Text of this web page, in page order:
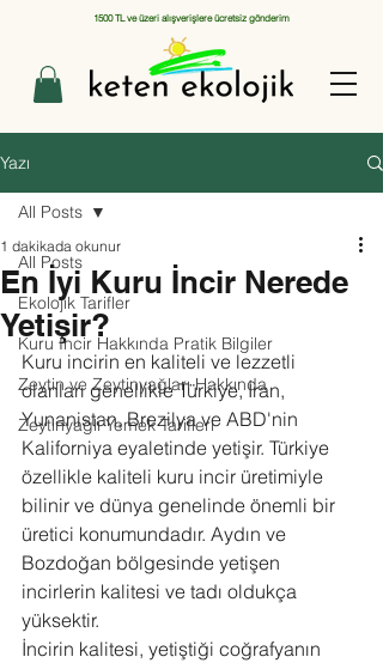
1500 TL ve üzeri alışverişlere ücretsiz gönderim
Yazı
All Posts
Ekolojik Tarifler
Kuru İncir Hakkında Pratik Bilgiler
Zeytin ve Zeytinyağları Hakkında
Zeytinyağlı Yemek Tarifleri
All Posts
En İyi Kuru İncir Nerede
Yetişir?
1 dakikada okunur
Kuru incirin en kaliteli ve lezzetli
olanları genellikle Türkiye, İran,
Yunanistan, Brezilya ve ABD'nin
Kaliforniya eyaletinde yetişir. Türkiye
özellikle kaliteli kuru incir üretimiyle
bilinir ve dünya genelinde önemli bir
üretici konumundadır. Aydın ve
Bozdoğan bölgesinde yetişen
incirlerin kalitesi ve tadı oldukça
yüksektir.
İncirin kalitesi, yetiştiği coğrafyanın